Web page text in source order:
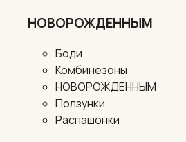
НОВОРОЖДЕННЫМ
Боди
Комбинезоны
НОВОРОЖДЕННЫМ
Ползунки
Распашонки